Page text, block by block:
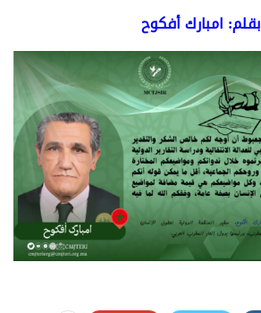
بقلم: امبارك أفكوح